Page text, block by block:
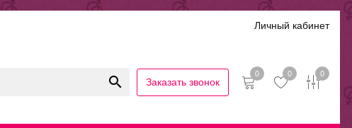
Личный кабинет
Заказать звонок
0 0 0